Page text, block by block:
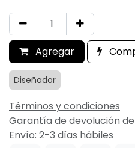
Agregar
Diseñador
Términos y condiciones
Garantía de devolución
Envío: 2-3 días hábiles